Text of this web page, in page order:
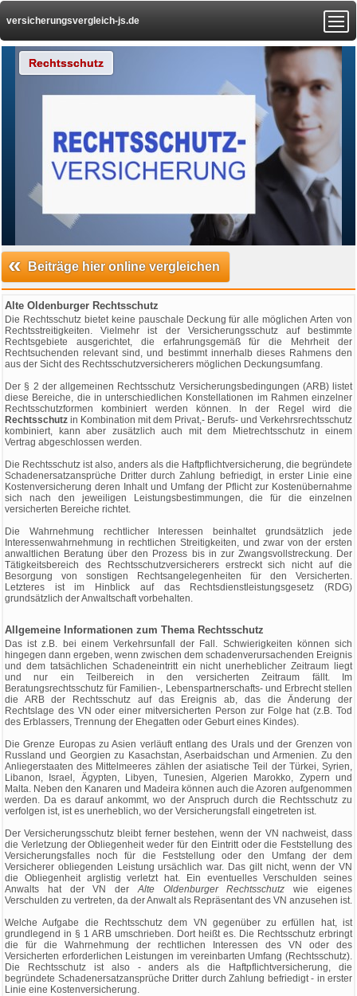
versicherungsvergleich-js.de
Rechtsschutz
« Beiträge hier online vergleichen
Alte Oldenburger Rechtsschutz
Die Rechtsschutz bietet keine pauschale Deckung für alle möglichen Arten von
Rechtsstreitigkeiten. Vielmehr ist der Versicherungsschutz auf bestimmte
Rechtsgebiete ausgerichtet, die erfahrungsgemäß für die Mehrheit der
Rechtsuchenden relevant sind, und bestimmt innerhalb dieses Rahmens den
aus der Sicht des Rechtsschutzversicherers möglichen Deckungsumfang.
Der § 2 der allgemeinen Rechtsschutz Versicherungsbedingungen (ARB) listet
diese Bereiche, die in unterschiedlichen Konstellationen im Rahmen einzelner
Rechtsschutzformen kombiniert werden können. In der Regel wird die
Rechtsschutz in Kombination mit dem Privat,- Berufs- und Verkehrsrechtsschutz
kombiniert, kann aber zusätzlich auch mit dem Mietrechtsschutz in einem
Vertrag abgeschlossen werden.
Die Rechtsschutz ist also, anders als die Haftpflichtversicherung, die begründete
Schadenersatzansprüche Dritter durch Zahlung befriedigt, in erster Linie eine
Kostenversicherung deren Inhalt und Umfang der Pflicht zur Kostenübernahme
sich nach den jeweiligen Leistungsbestimmungen, die für die einzelnen
versicherten Bereiche richtet.
Die Wahrnehmung rechtlicher Interessen beinhaltet grundsätzlich jede
Interessenwahrnehmung in rechtlichen Streitigkeiten, und zwar von der ersten
anwaltlichen Beratung über den Prozess bis in zur Zwangsvollstreckung. Der
Tätigkeitsbereich des Rechtsschutzversicherers erstreckt sich nicht auf die
Besorgung von sonstigen Rechtsangelegenheiten für den Versicherten.
Letzteres ist im Hinblick auf das Rechtsdienstleistungsgesetz (RDG)
grundsätzlich der Anwaltschaft vorbehalten.
Allgemeine Informationen zum Thema Rechtsschutz
Das ist z.B. bei einem Verkehrsunfall der Fall. Schwierigkeiten können sich
hingegen dann ergeben, wenn zwischen dem schadenverursachenden Ereignis
und dem tatsächlichen Schadeneintritt ein nicht unerheblicher Zeitraum liegt
und nur ein Teilbereich in den versicherten Zeitraum fällt. Im
Beratungsrechtsschutz für Familien-, Lebenspartnerschafts- und Erbrecht stellen
die ARB der Rechtsschutz auf das Ereignis ab, das die Änderung der
Rechtslage des VN oder einer mitversicherten Person zur Folge hat (z.B. Tod
des Erblassers, Trennung der Ehegatten oder Geburt eines Kindes).
Die Grenze Europas zu Asien verläuft entlang des Urals und der Grenzen von
Russland und Georgien zu Kasachstan, Aserbaidschan und Armenien. Zu den
Anliegerstaaten des Mittelmeeres zählen der asiatische Teil der Türkei, Syrien,
Libanon, Israel, Ägypten, Libyen, Tunesien, Algerien Marokko, Zypern und
Malta. Neben den Kanaren und Madeira können auch die Azoren aufgenommen
werden. Da es darauf ankommt, wo der Anspruch durch die Rechtsschutz zu
verfolgen ist, ist es unerheblich, wo der Versicherungsfall eingetreten ist.
Der Versicherungsschutz bleibt ferner bestehen, wenn der VN nachweist, dass
die Verletzung der Obliegenheit weder für den Eintritt oder die Feststellung des
Versicherungsfalles noch für die Feststellung oder den Umfang der dem
Versicherer obliegenden Leistung ursächlich war. Das gilt nicht, wenn der VN
die Obliegenheit arglistig verletzt hat. Ein eventuelles Verschulden seines
Anwalts hat der VN derAlte Oldenburger Rechtsschutz wie eigenes
Verschulden zu vertreten, da der Anwalt als Repräsentant des VN anzusehen ist.
Welche Aufgabe die Rechtsschutz dem VN gegenüber zu erfüllen hat, ist
grundlegend in § 1 ARB umschrieben. Dort heißt es. Die Rechtsschutz erbringt
die für die Wahrnehmung der rechtlichen Interessen des VN oder des
Versicherten erforderlichen Leistungen im vereinbarten Umfang (Rechtsschutz).
Die Rechtsschutz ist also - anders als die Haftpflichtversicherung, die
begründete Schadenersatzansprüche Dritter durch Zahlung befriedigt - in erster
Linie eine Kostenversicherung.